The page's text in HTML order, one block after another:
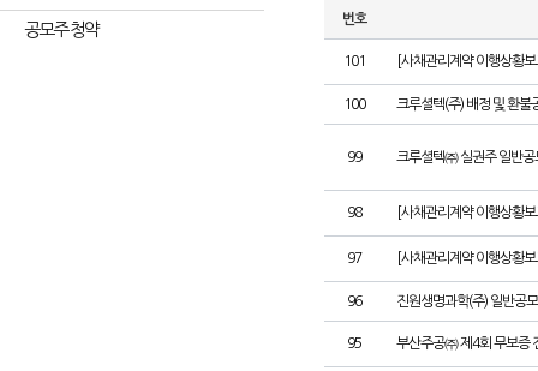
공모주 청약
번호
101 [사채관리계약 이행상황
100 크루셜텍(주) 배정 및 환불
99 크루셜텍㈜ 실권주 일반공
98 [사채관리계약 이행상황
97 [사채관리계약 이행상황
96 진원생명과학(주) 일반공
95 부산주공㈜ 제4회 무보증